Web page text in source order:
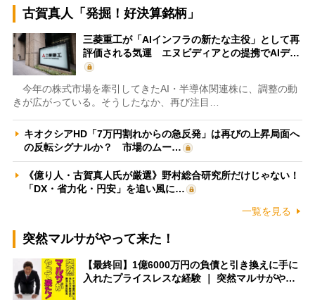
古賀真人「発掘！好決算銘柄」
三菱重工が「AIインフラの新たな主役」として再
評価される気運 エヌビディアとの提携でAIデ…
今年の株式市場を牽引してきたAI・半導体関連株に、調整の動
きが広がっている。そうしたなか、再び注目…
キオクシアHD「7万円割れからの急反発」は再びの上昇局面へ
の反転シグナルか？ 市場のムー…
《億り人・古賀真人氏が厳選》野村総合研究所だけじゃない！
「DX・省力化・円安」を追い風に…
一覧を見る
突然マルサがやって来た！
【最終回】1億6000万円の負債と引き換えに手に
入れたプライスレスな経験 ｜ 突然マルサがや…